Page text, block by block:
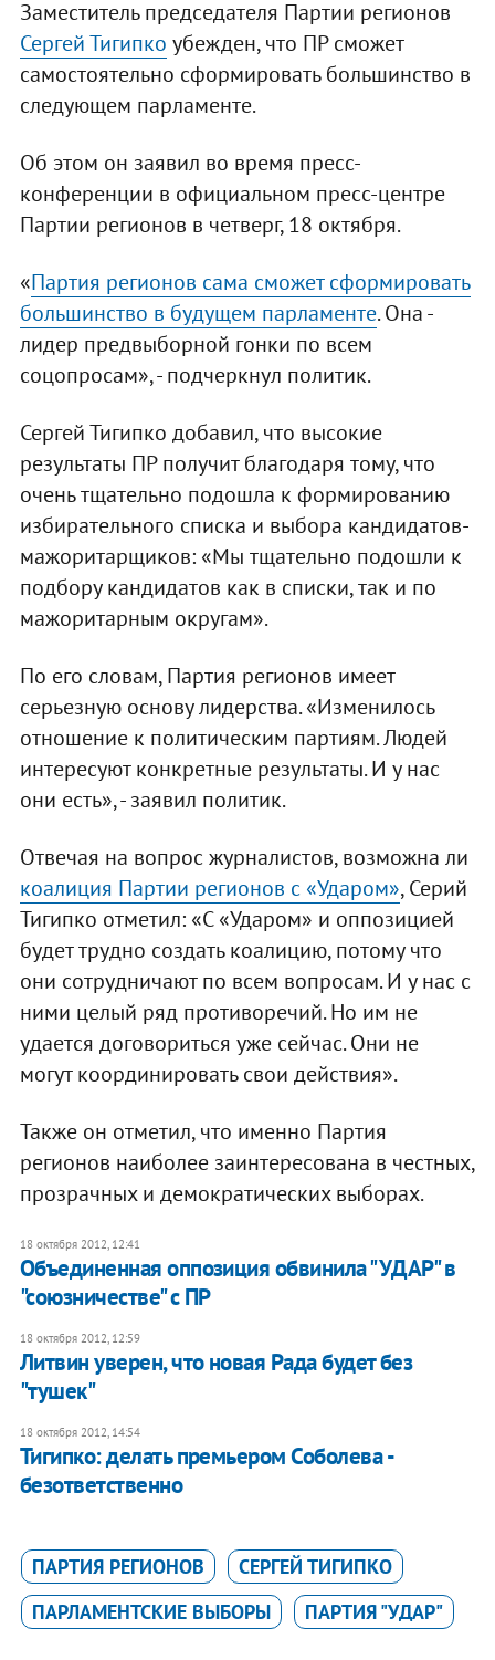
Заместитель председателя Партии регионов
Сергей Тигипко убежден, что ПР сможет
самостоятельно сформировать большинство в
следующем парламенте.
Об этом он заявил во время пресс-
конференции в официальном пресс-центре
Партии регионов в четверг, 18 октября.
«Партия регионов сама сможет сформировать
большинство в будущем парламенте. Она -
лидер предвыборной гонки по всем
соцопросам», - подчеркнул политик.
Сергей Тигипко добавил, что высокие
результаты ПР получит благодаря тому, что
очень тщательно подошла к формированию
избирательного списка и выбора кандидатов-
мажоритарщиков: «Мы тщательно подошли к
подбору кандидатов как в списки, так и по
мажоритарным округам».
По его словам, Партия регионов имеет
серьезную основу лидерства. «Изменилось
отношение к политическим партиям. Людей
интересуют конкретные результаты. И у нас
они есть», - заявил политик.
Отвечая на вопрос журналистов, возможна ли
коалиция Партии регионов с «Ударом», Серий
Тигипко отметил: «С «Ударом» и оппозицией
будет трудно создать коалицию, потому что
они сотрудничают по всем вопросам. И у нас с
ними целый ряд противоречий. Но им не
удается договориться уже сейчас. Они не
могут координировать свои действия».
Также он отметил, что именно Партия
регионов наиболее заинтересована в честных,
прозрачных и демократических выборах.
18 октября 2012, 12:41
Объединенная оппозиция обвинила "УДАР" в
"союзничестве" с ПР
18 октября 2012, 12:59
Литвин уверен, что новая Рада будет без
"тушек"
18 октября 2012, 14:54
Тигипко: делать премьером Соболева -
безответственно
ПАРТИЯ РЕГИОНОВ
СЕРГЕЙ ТИГИПКО
ПАРЛАМЕНТСКИЕ ВЫБОРЫ
ПАРТИЯ "УДАР"